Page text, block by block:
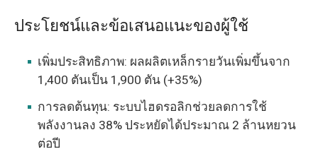
ประโยชน์และข้อเสนอแนะของผู้ใช้
เพิ่มประสิทธิภาพ: ผลผลิตเหล็กรายวันเพิ่มขึ้นจาก
1,400 ตันเป็น 1,900 ตัน (+35%)
การลดต้นทุน: ระบบไฮดรอลิกช่วยลดการใช้
พลังงานลง 38% ประหยัดได้ประมาณ 2 ล้านหยวน
ต่อปี